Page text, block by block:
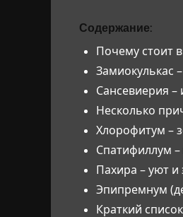
Содержание:
Почему стоит
Замиокулькас
Сансевиерия –
Несколько
Хлорофитум –
Спатифиллум
Пахира – уют и
Эпипремнум
Краткий